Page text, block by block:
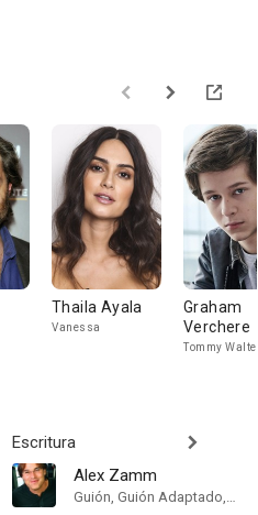
Thaila Ayala
Vanessa
Graham
Verchere
Tommy
Escritura
Alex Zamm
Guión, Guión Adaptado, Historia